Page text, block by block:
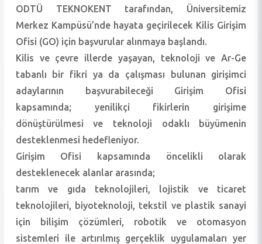
ODTÜ TEKNOKENT tarafından, Üniversitemiz
Merkez Kampüsü’nde hayata geçirilecek Kilis Girişim
Ofisi (GO) için başvurular alınmaya başlandı.
Kilis ve çevre illerde yaşayan, teknoloji ve Ar-Ge
tabanlı bir fikri ya da çalışması bulunan girişimci
adaylarının başvurabileceği Girişim Ofisi
kapsamında; yenilikçi fikirlerin girişime
dönüştürülmesi ve teknoloji odaklı büyümenin
desteklenmesi hedefleniyor.
Girişim Ofisi kapsamında öncelikli olarak
desteklenecek alanlar arasında;
tarım ve gıda teknolojileri, lojistik ve ticaret
teknolojileri, biyoteknoloji, tekstil ve plastik sanayi
için bilişim çözümleri, robotik ve otomasyon
sistemleri ile artırılmış gerçeklik uygulamaları yer